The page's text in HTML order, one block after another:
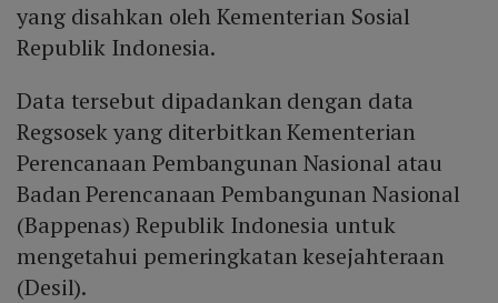
yang disahkan oleh Kementerian Sosial
Republik Indonesia.
Data tersebut dipadankan dengan data
Regsosek yang diterbitkan Kementerian
Perencanaan Pembangunan Nasional atau
Badan Perencanaan Pembangunan Nasional
(Bappenas) Republik Indonesia untuk
mengetahui pemeringkatan kesejahteraan
(Desil).